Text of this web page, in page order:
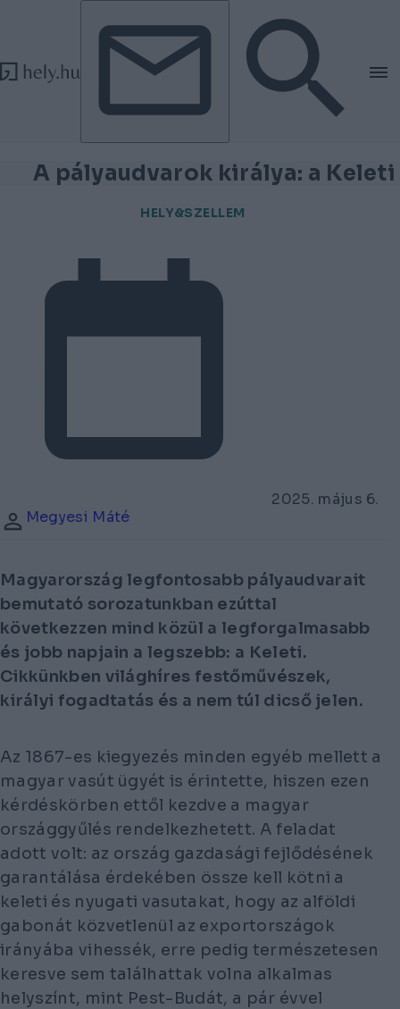
Tovább a tartalomhoz
Tovább a lábléchez
A pályaudvarok királya: a Keleti
HELY&SZELLEM
2025. május 6.
Megyesi Máté
Magyarország legfontosabb pályaudvarait
bemutató sorozatunkban ezúttal
következzen mind közül a legforgalmasabb
és jobb napjain a legszebb: a Keleti.
Cikkünkben világhíres festőművészek,
királyi fogadtatás és a nem túl dicső jelen.
Az 1867-es kiegyezés minden egyéb mellett a
magyar vasút ügyét is érintette, hiszen ezen
kérdéskörben ettől kezdve a magyar
országgyűlés rendelkezhetett. A feladat
adott volt: az ország gazdasági fejlődésének
garantálása érdekében össze kell kötni a
keleti és nyugati vasutakat, hogy az alföldi
gabonát közvetlenül az exportországok
irányába vihessék, erre pedig természetesen
keresve sem találhattak volna alkalmas
helyszínt, mint Pest-Budát, a pár évvel